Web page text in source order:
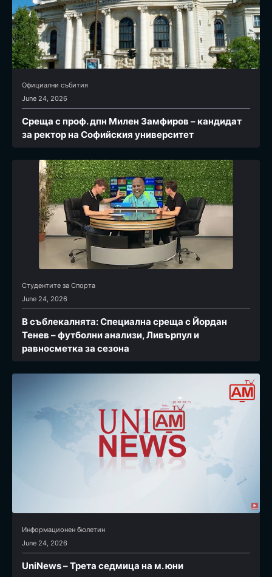
Официални събития
June 24, 2026
Среща с проф. дпн Милен Замфиров – кандидат
за ректор на Софийския университет
Студентите за Спортa
June 24, 2026
В съблекалнята: Специална среща с Йордан
Тенев – футболни анализи, Ливърпул и
равносметка за сезона
Информационен бюлетин
June 24, 2026
UniNews – Трета седмица на м. юни